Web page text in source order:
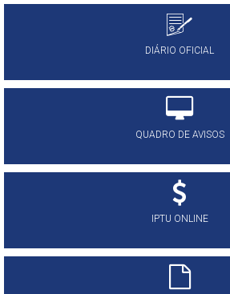
DIÁRIO OFICIAL
QUADRO DE AVISOS
IPTU ONLINE